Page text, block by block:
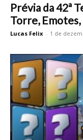
Prévia da 42ª
Torre,
Lucas Felix - 1 de